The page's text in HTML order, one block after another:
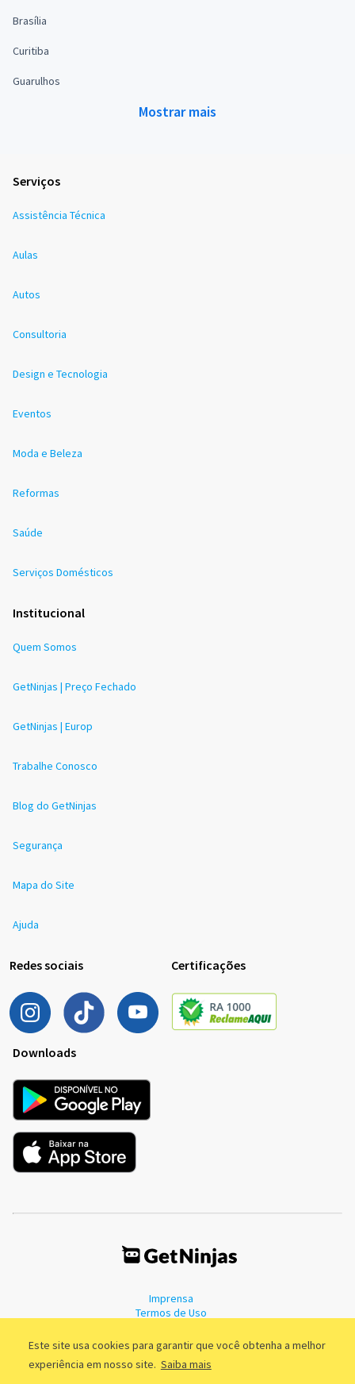
Este site usa cookies para garantir que você obtenha a melhor
experiência em nosso site. Saiba mais
Brasília
Curitiba
Guarulhos
Mostrar mais
Serviços
Assistência Técnica
Aulas
Autos
Consultoria
Design e Tecnologia
Eventos
Moda e Beleza
Reformas
Saúde
Serviços Domésticos
Institucional
Quem Somos
GetNinjas | Preço Fechado
GetNinjas | Europ
Trabalhe Conosco
Blog do GetNinjas
Segurança
Mapa do Site
Ajuda
Redes sociais Certificações
Downloads
Imprensa
Termos de Uso